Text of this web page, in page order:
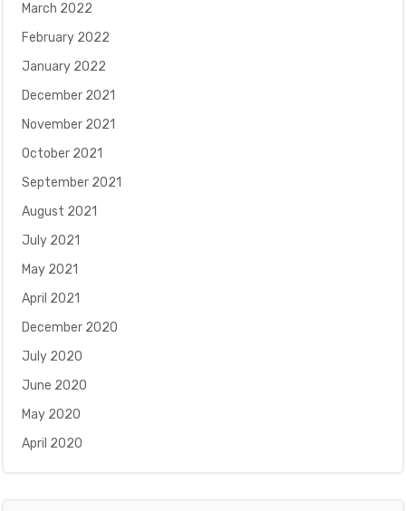
March 2022
February 2022
January 2022
December 2021
November 2021
October 2021
September 2021
August 2021
July 2021
May 2021
April 2021
December 2020
July 2020
June 2020
May 2020
April 2020